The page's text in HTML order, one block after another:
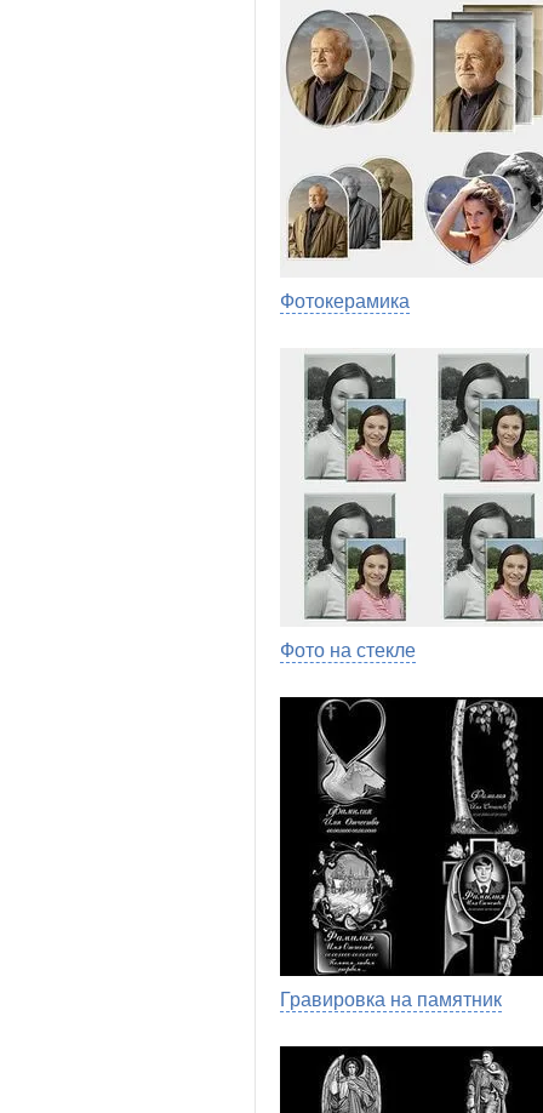
Фотокерамика
Фото на стекле
Гравировка на памятник